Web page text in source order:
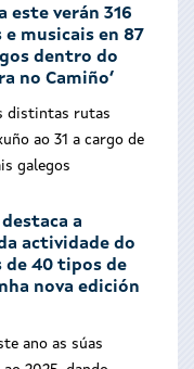
este verán 316
e musicais en 87
dentro do
no Camiño’
distintas rutas
ao 31 a cargo de
galegos
a
actividade do
de 40 tipos de
nova edición
ano as súas